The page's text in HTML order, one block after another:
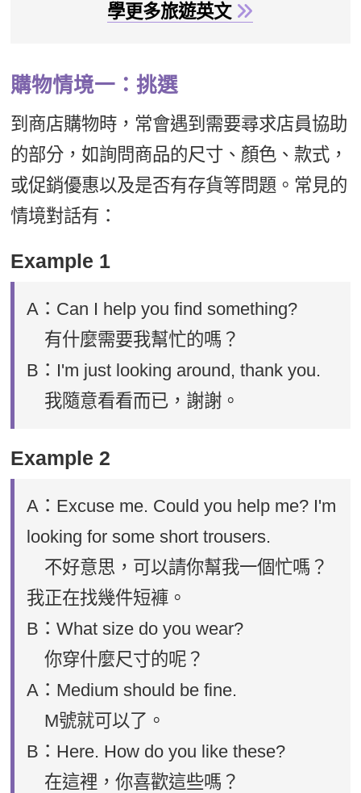
學更多旅遊英文
購物情境一：挑選
到商店購物時，常會遇到需要尋求店員協助
的部分，如詢問商品的尺寸、顏色、款式，
或促銷優惠以及是否有存貨等問題。常見的
情境對話有：
Example 1
A：Can I help you find something?
有什麼需要我幫忙的嗎？
B：I'm just looking around, thank you.
我隨意看看而已，謝謝。
Example 2
A：Excuse me. Could you help me? I'm
looking for some short trousers.
不好意思，可以請你幫我一個忙嗎？
我正在找幾件短褲。
B：What size do you wear?
你穿什麼尺寸的呢？
A：Medium should be fine.
M號就可以了。
B：Here. How do you like these?
在這裡，你喜歡這些嗎？